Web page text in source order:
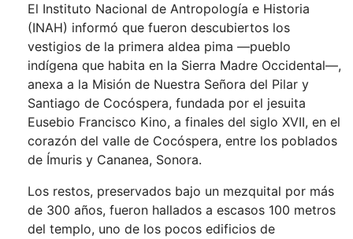
El Instituto Nacional de Antropología e Historia
(INAH) informó que fueron descubiertos los
vestigios de la primera aldea pima —pueblo
indígena que habita en la Sierra Madre Occidental—,
anexa a la Misión de Nuestra Señora del Pilar y
Santiago de Cocóspera, fundada por el jesuita
Eusebio Francisco Kino, a finales del siglo XVII, en el
corazón del valle de Cocóspera, entre los poblados
de Ímuris y Cananea, Sonora.
Los restos, preservados bajo un mezquital por más
de 300 años, fueron hallados a escasos 100 metros
del templo, uno de los pocos edificios de